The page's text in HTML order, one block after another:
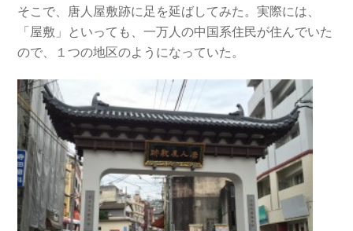
そこで、唐人屋敷跡に足を延ばしてみた。実際には、
「屋敷」といっても、一万人の中国系住民が住んでいた
ので、１つの地区のようになっていた。